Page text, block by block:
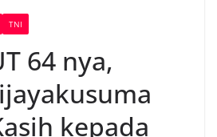
TNI
64 nya,
kepada